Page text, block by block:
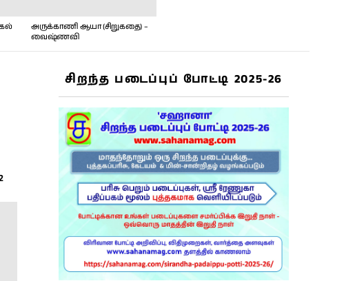
அருக்காணி ஆயா (சிறுகதை) –
வைஷ்ணவி
சிறந்த படைப்புப் போட்டி 2025-26